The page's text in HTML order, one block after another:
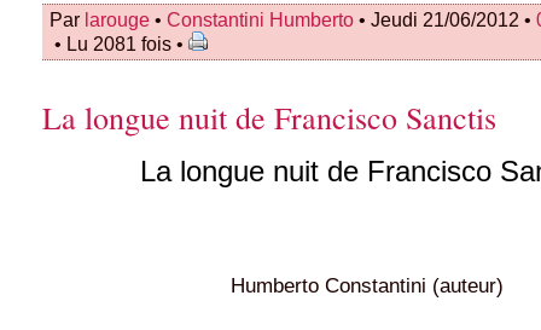
Par larouge • Constantini Humberto • Jeudi 21/06/2012 •
• Lu 2081 fois •
La longue nuit de Francisco Sanctis
La longue nuit de Francisco
Humberto Constantini (auteur)